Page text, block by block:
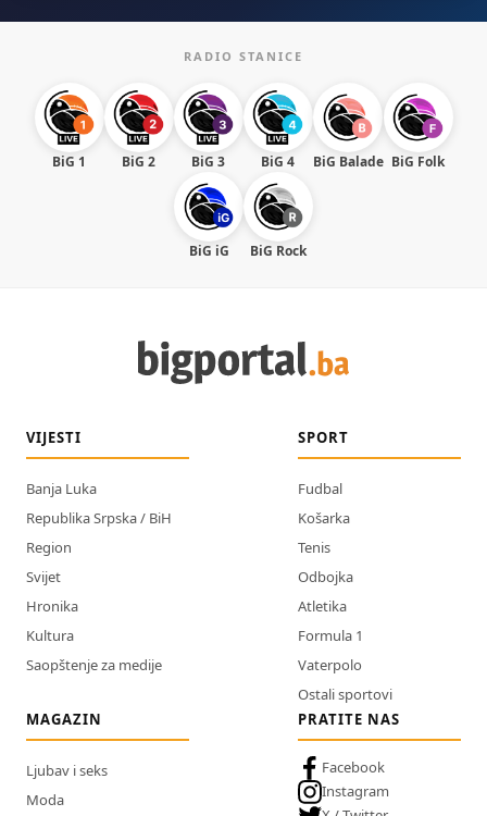
RADIO STANICE
BiG 1 BiG 2 BiG 3 BiG 4 BiG Balade BiG Folk
BiG iG BiG Rock
VIJESTI
Banja Luka
Republika Srpska / BiH
Region
Svijet
Hronika
Kultura
Saopštenje za medije
SPORT
Fudbal
Košarka
Tenis
Odbojka
Atletika
Formula 1
Vaterpolo
Ostali sportovi
MAGAZIN
Ljubav i seks
Moda
PRATITE NAS
Facebook
Instagram